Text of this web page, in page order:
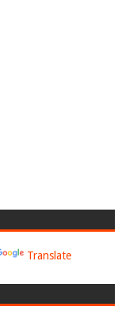
Translate